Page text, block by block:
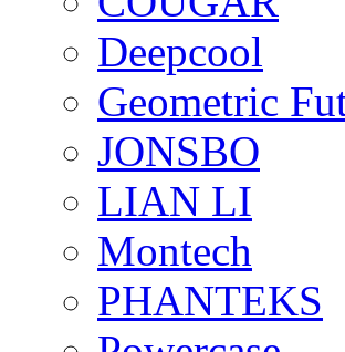
Deepcool
Geometric
JONSBO
LIAN LI
Montech
PHANTEKS